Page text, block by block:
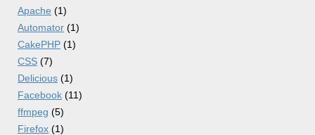
Apache (1)
Automator (1)
CakePHP (1)
CSS (7)
Delicious (1)
Facebook (11)
ffmpeg (5)
Firefox (1)